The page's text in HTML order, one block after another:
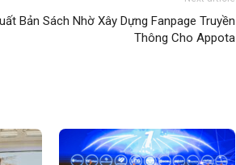
Bản Sách Nhờ Xây Dựng Fanpage Truyền
Thông Cho Appota